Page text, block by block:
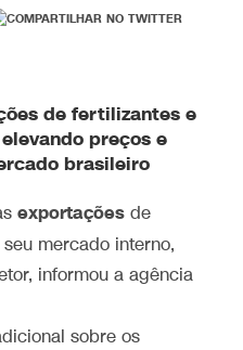
de fertilizantes e
preços e
brasileiro
exportações de
mercado interno,
informou a agência
sobre os